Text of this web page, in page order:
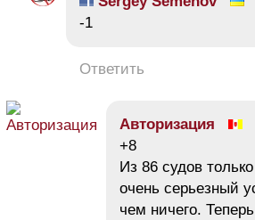
-1
Ответить
Авторизация
+8
Из 86 судов
очень серьезный
чем ничего.